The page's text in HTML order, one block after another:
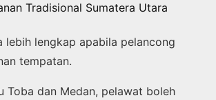
Tradisional Sumatera Utara
lebih lengkap apabila pelancong
tempatan.
Toba dan Medan, pelawat boleh